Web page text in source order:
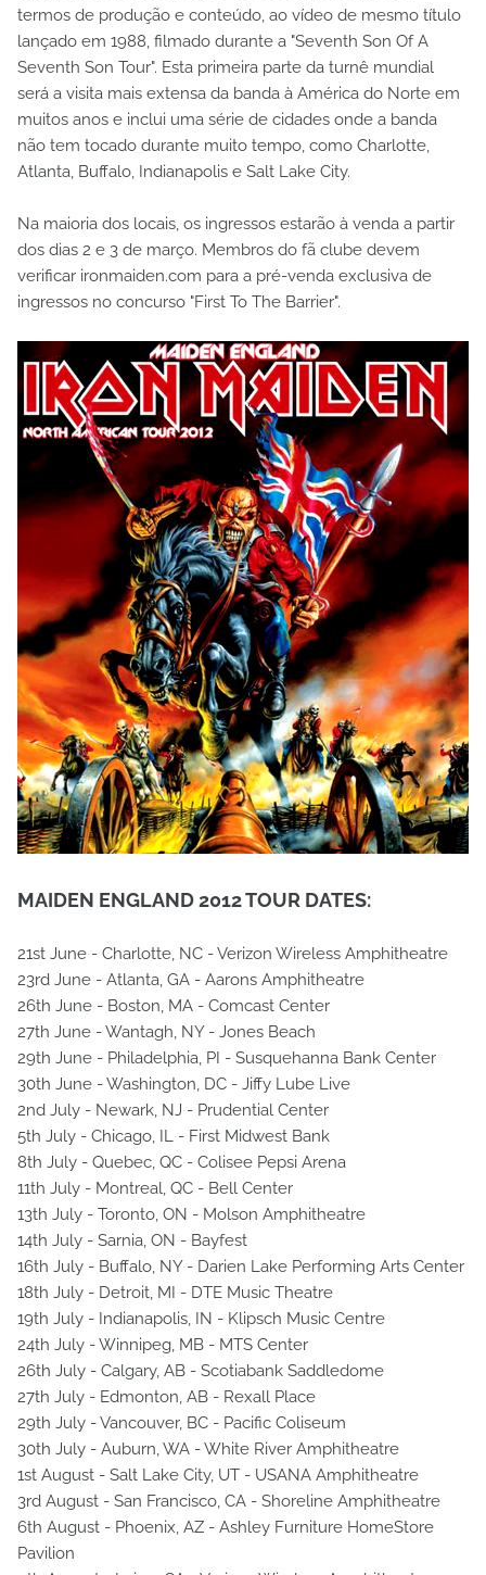
termos de produção e conteúdo, ao vídeo de mesmo título
lançado em 1988, filmado durante a "Seventh Son Of A
Seventh Son Tour". Esta primeira parte da turnê mundial
será a visita mais extensa da banda à América do Norte em
muitos anos e inclui uma série de cidades onde a banda
não tem tocado durante muito tempo, como Charlotte,
Atlanta, Buffalo, Indianapolis e Salt Lake City.
Na maioria dos locais, os ingressos estarão à venda a partir
dos dias 2 e 3 de março. Membros do fã clube devem
verificar ironmaiden.com para a pré-venda exclusiva de
ingressos no concurso "First To The Barrier".
MAIDEN ENGLAND 2012 TOUR DATES:
21st June - Charlotte, NC - Verizon Wireless Amphitheatre
23rd June - Atlanta, GA - Aarons Amphitheatre
26th June - Boston, MA - Comcast Center
27th June - Wantagh, NY - Jones Beach
29th June - Philadelphia, PI - Susquehanna Bank Center
30th June - Washington, DC - Jiffy Lube Live
2nd July - Newark, NJ - Prudential Center
5th July - Chicago, IL - First Midwest Bank
8th July - Quebec, QC - Colisee Pepsi Arena
11th July - Montreal, QC - Bell Center
13th July - Toronto, ON - Molson Amphitheatre
14th July - Sarnia, ON - Bayfest
16th July - Buffalo, NY - Darien Lake Performing Arts Center
18th July - Detroit, MI - DTE Music Theatre
19th July - Indianapolis, IN - Klipsch Music Centre
24th July - Winnipeg, MB - MTS Center
26th July - Calgary, AB - Scotiabank Saddledome
27th July - Edmonton, AB - Rexall Place
29th July - Vancouver, BC - Pacific Coliseum
30th July - Auburn, WA - White River Amphitheatre
1st August - Salt Lake City, UT - USANA Amphitheatre
3rd August - San Francisco, CA - Shoreline Amphitheatre
6th August - Phoenix, AZ - Ashley Furniture HomeStore
Pavilion